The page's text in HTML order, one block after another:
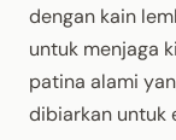
dengan kain
untuk menjaga
patina alami
dibiarkan untuk